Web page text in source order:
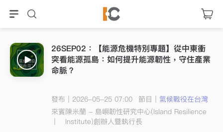
26SEP02：【能源危機特別專題】從中東衝
突看能源孤島：如何提升能源韌性，守住產業
命脈？
發布｜2026-05-25 07:00 節目｜ 氣候戰役在台灣
來賓陳米蘭 - 島嶼韌性研究中心(Island Resilience
Institute)創辦人暨執行長